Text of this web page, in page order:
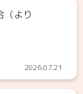
（より
2026.07.21